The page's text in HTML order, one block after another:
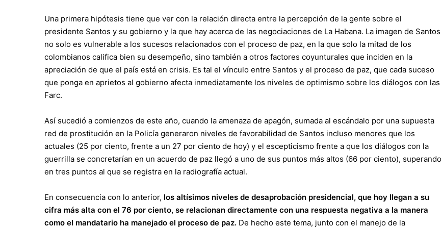
Una primera hipótesis tiene que ver con la relación directa entre la percepción de la gente sobre el
presidente Santos y su gobierno y la que hay acerca de las negociaciones de La Habana. La imagen de Santos
no solo es vulnerable a los sucesos relacionados con el proceso de paz, en la que solo la mitad de los
colombianos califica bien su desempeño, sino también a otros factores coyunturales que inciden en la
apreciación de que el país está en crisis. Es tal el vínculo entre Santos y el proceso de paz, que cada suceso
que ponga en aprietos al gobierno afecta inmediatamente los niveles de optimismo sobre los diálogos con las
Farc.
Así sucedió a comienzos de este año, cuando la amenaza de apagón, sumada al escándalo por una supuesta
red de prostitución en la Policía generaron niveles de favorabilidad de Santos incluso menores que los
actuales (25 por ciento, frente a un 27 por ciento de hoy) y el escepticismo frente a que los diálogos con la
guerrilla se concretarían en un acuerdo de paz llegó a uno de sus puntos más altos (66 por ciento), superando
en tres puntos al que se registra en la radiografía actual.
En consecuencia con lo anterior, los altísimos niveles de desaprobación presidencial, que hoy llegan a su
cifra más alta con el 76 por ciento, se relacionan directamente con una respuesta negativa a la manera
como el mandatario ha manejado el proceso de paz. De hecho este tema, junto con el manejo de la